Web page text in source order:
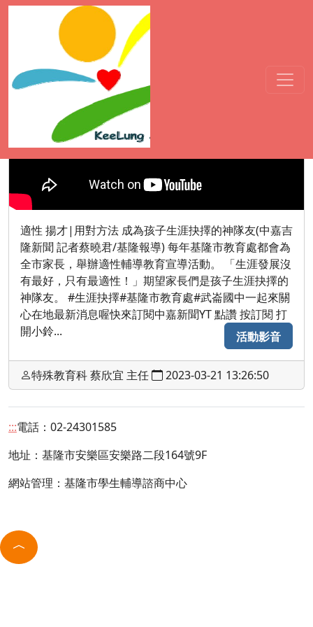
::: 活動影音適性 揚才|用對方法 成為孩
子生涯抉擇的神隊友 - YouTube
適性 揚才|用對方法 成為孩子生涯抉擇的神隊友(中嘉吉
隆新聞 記者蔡曉君/基隆報導) 每年基隆市教育處都會為
全市家長，舉辦適性輔導教育宣導活動。 「生涯發展沒
有最好，只有最適性！」期望家長們是孩子生涯抉擇的
神隊友。 #生涯抉擇#基隆市教育處#武崙國中一起來關
心在地最新消息喔快來訂閱中嘉新聞YT 點讚 按訂閱 打
開小鈴...
活動影音
特殊教育科 蔡欣宜 主任 2023-03-21 13:26:50
:::電話：02-24301585
地址： 基隆市安樂區安樂路二段164號9F
網站管理：基隆市學生輔導諮商中心